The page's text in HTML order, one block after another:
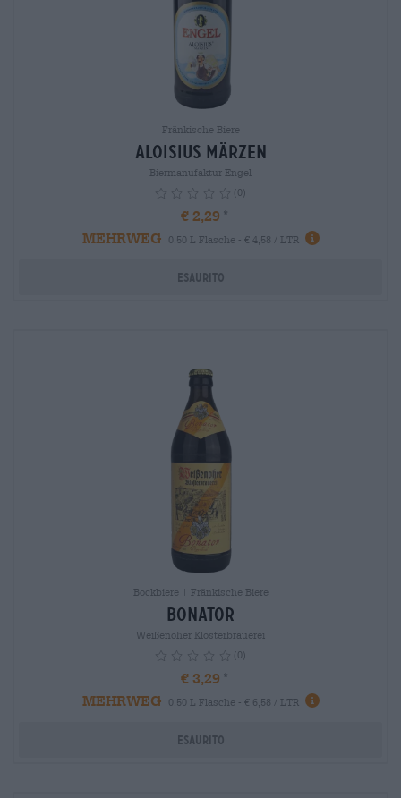
Fränkische Biere
Aloisius Märzen
Biermanufaktur Engel
(0)
€ 2,29
MEHRWEG
0,50 L Flasche - € 4,58 / LTR info
Esaurito
Bockbiere | Fränkische Biere
Bonator
Weißenoher Klosterbrauerei
(0)
€ 3,29
MEHRWEG
0,50 L Flasche - € 6,58 / LTR info
Esaurito